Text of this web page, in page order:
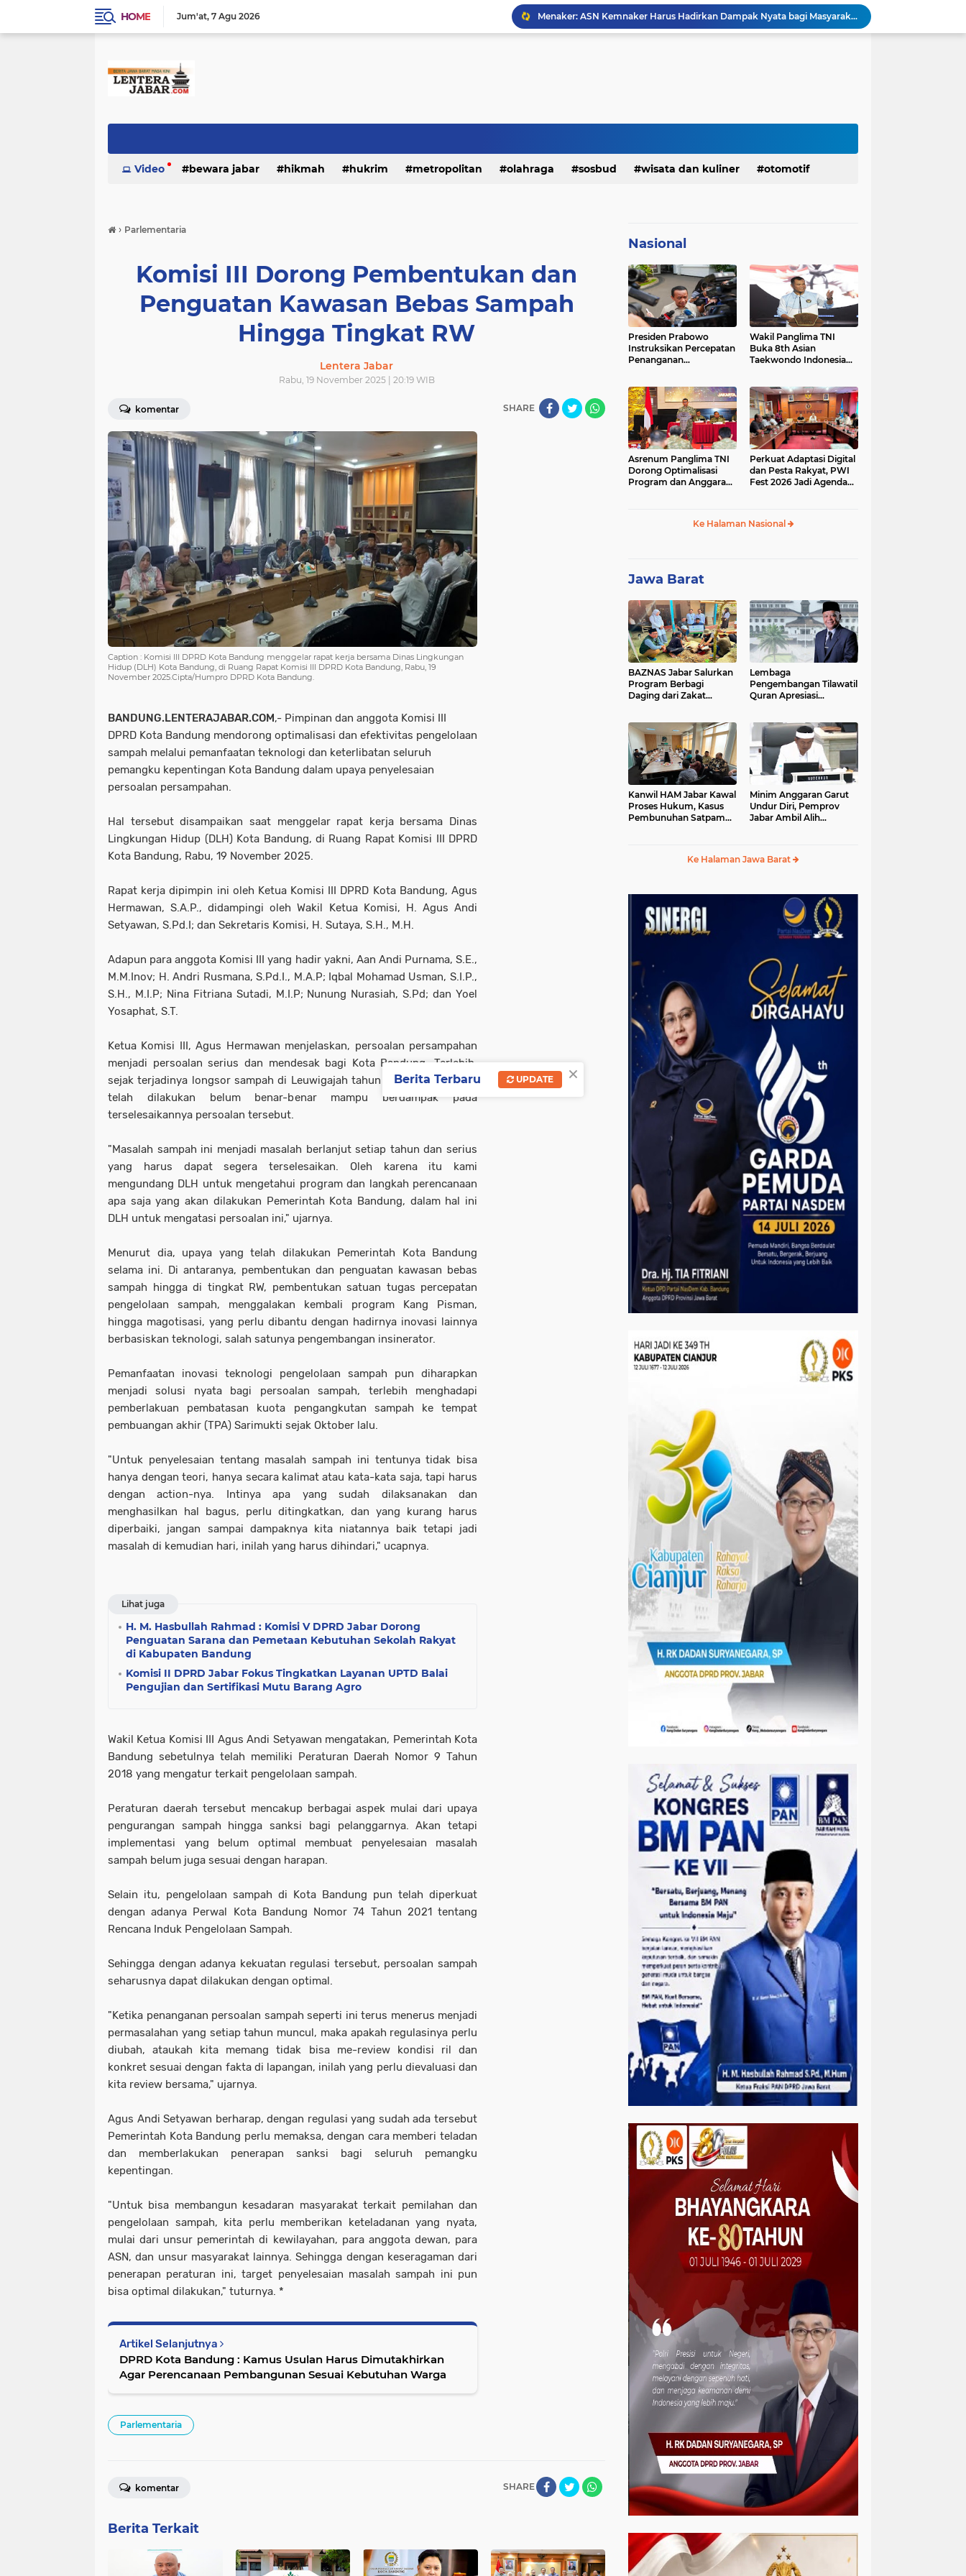
HOME Jum'at 7 Agu 2026
DPRD dan Gubernur Jawa Barat Menyepakati Rancangan KUA-PPAS APBD Tahun Anggaran 2027
Pemkot Siapkan 100 Armada Pengangkut Sampah Bila TPPAS Legok Nangka Beroperasi
KDM Fokus Rampungkan Pemenuhan Layanan Dasar dan Konektivitas Wilayah pada 2027
Video bewara jabar hikmah hukrim metropolitan olahraga sosbud wisata dan kuliner otomotif
› Parlementaria
Komisi III Dorong Pembentukan dan
Penguatan Kawasan Bebas Sampah
Hingga Tingkat RW
Lentera Jabar
Rabu, 19 November 2025 | 20:19 WIB
komentar SHARE
Caption : Komisi III DPRD Kota Bandung menggelar rapat kerja bersama Dinas Lingkungan
Hidup (DLH) Kota Bandung, di Ruang Rapat Komisi III DPRD Kota Bandung, Rabu, 19
November 2025.Cipta/Humpro DPRD Kota Bandung.
BANDUNG.LENTERAJABAR.COM,- Pimpinan dan anggota Komisi III
DPRD Kota Bandung mendorong optimalisasi dan efektivitas pengelolaan
sampah melalui pemanfaatan teknologi dan keterlibatan seluruh
pemangku kepentingan Kota Bandung dalam upaya penyelesaian
persoalan persampahan.
Hal tersebut disampaikan saat menggelar rapat kerja bersama Dinas
Lingkungan Hidup (DLH) Kota Bandung, di Ruang Rapat Komisi III DPRD
Kota Bandung, Rabu, 19 November 2025.
Rapat kerja dipimpin ini oleh Ketua Komisi III DPRD Kota Bandung, Agus
Hermawan, S.A.P., didampingi oleh Wakil Ketua Komisi, H. Agus Andi
Setyawan, S.Pd.I; dan Sekretaris Komisi, H. Sutaya, S.H., M.H.
Adapun para anggota Komisi III yang hadir yakni, Aan Andi Purnama, S.E.,
M.M.Inov; H. Andri Rusmana, S.Pd.I., M.A.P; Iqbal Mohamad Usman, S.I.P.,
S.H., M.I.P; Nina Fitriana Sutadi, M.I.P; Nunung Nurasiah, S.Pd; dan Yoel
Yosaphat, S.T.
Ketua Komisi III, Agus Hermawan menjelaskan, persoalan persampahan
menjadi persoalan serius dan mendesak bagi Kota Bandung. Terlebih,
sejak terjadinya longsor sampah di Leuwigajah tahun 2005, upaya yang
telah dilakukan belum benar-benar mampu berdampak pada
terselesaikannya persoalan tersebut.
"Masalah sampah ini menjadi masalah berlanjut setiap tahun dan serius
yang harus dapat segera terselesaikan. Oleh karena itu kami
mengundang DLH untuk mengetahui program dan langkah perencanaan
apa saja yang akan dilakukan Pemerintah Kota Bandung, dalam hal ini
DLH untuk mengatasi persoalan ini," ujarnya.
Menurut dia, upaya yang telah dilakukan Pemerintah Kota Bandung
selama ini. Di antaranya, pembentukan dan penguatan kawasan bebas
sampah hingga di tingkat RW, pembentukan satuan tugas percepatan
pengelolaan sampah, menggalakan kembali program Kang Pisman,
hingga magotisasi, yang perlu dibantu dengan hadirnya inovasi lainnya
berbasiskan teknologi, salah satunya pengembangan insinerator.
Pemanfaatan inovasi teknologi pengelolaan sampah pun diharapkan
menjadi solusi nyata bagi persoalan sampah, terlebih menghadapi
pemberlakuan pembatasan kuota pengangkutan sampah ke tempat
pembuangan akhir (TPA) Sarimukti sejak Oktober lalu.
"Untuk penyelesaian tentang masalah sampah ini tentunya tidak bisa
hanya dengan teori, hanya secara kalimat atau kata-kata saja, tapi harus
dengan action-nya. Intinya apa yang sudah dilaksanakan dan
menghasilkan hal bagus, perlu ditingkatkan, dan yang kurang harus
diperbaiki, jangan sampai dampaknya kita niatannya baik tetapi jadi
masalah di kemudian hari, inilah yang harus dihindari," ucapnya.
Lihat juga
H. M. Hasbullah Rahmad : Komisi V DPRD Jabar Dorong
Penguatan Sarana dan Pemetaan Kebutuhan Sekolah Rakyat
di Kabupaten Bandung
Komisi II DPRD Jabar Fokus Tingkatkan Layanan UPTD Balai
Pengujian dan Sertifikasi Mutu Barang Agro
Wakil Ketua Komisi III Agus Andi Setyawan mengatakan, Pemerintah Kota
Bandung sebetulnya telah memiliki Peraturan Daerah Nomor 9 Tahun
2018 yang mengatur terkait pengelolaan sampah.
Peraturan daerah tersebut mencakup berbagai aspek mulai dari upaya
pengurangan sampah hingga sanksi bagi pelanggarnya. Akan tetapi
implementasi yang belum optimal membuat penyelesaian masalah
sampah belum juga sesuai dengan harapan.
Selain itu, pengelolaan sampah di Kota Bandung pun telah diperkuat
dengan adanya Perwal Kota Bandung Nomor 74 Tahun 2021 tentang
Rencana Induk Pengelolaan Sampah.
Sehingga dengan adanya kekuatan regulasi tersebut, persoalan sampah
seharusnya dapat dilakukan dengan optimal.
"Ketika penanganan persoalan sampah seperti ini terus menerus menjadi
permasalahan yang setiap tahun muncul, maka apakah regulasinya perlu
diubah, ataukah kita memang tidak bisa me-review kondisi ril dan
konkret sesuai dengan fakta di lapangan, inilah yang perlu dievaluasi dan
kita review bersama," ujarnya.
Agus Andi Setyawan berharap, dengan regulasi yang sudah ada tersebut
Pemerintah Kota Bandung perlu memaksa, dengan cara memberi teladan
dan memberlakukan penerapan sanksi bagi seluruh pemangku
kepentingan.
"Untuk bisa membangun kesadaran masyarakat terkait pemilahan dan
pengelolaan sampah, kita perlu memberikan keteladanan yang nyata,
mulai dari unsur pemerintah di kewilayahan, para anggota dewan, para
ASN, dan unsur masyarakat lainnya. Sehingga dengan keseragaman dari
penerapan peraturan ini, target penyelesaian masalah sampah ini pun
bisa optimal dilakukan," tuturnya. *
Artikel Selanjutnya
DPRD Kota Bandung : Kamus Usulan Harus Dimutakhirkan
Agar Perencanaan Pembangunan Sesuai Kebutuhan Warga
Parlementaria
SHARE
komentar
Berita Terkait
Nasional
Presiden Prabowo
Instruksikan Percepatan
Penanganan
BBM
Wakil Panglima TNI
Buka 8th Asian
Taekwondo Indonesia
Asrenum Panglima TNI
Dorong Optimalisasi
Program dan Anggaran
Perkuat Adaptasi Digital
dan Pesta Rakyat, PWI
Fest 2026 Jadi Agenda
Ke Halaman Nasional
Jawa Barat
BAZNAS Jabar Salurkan
Program Berbagi
Daging dari Zakat
Purwakarta
Lembaga
Pengembangan Tilawatil
Quran Apresiasi
Langsung MTQ Jabar
Kanwil HAM Jabar Kawal
Proses Hukum, Kasus
Pembunuhan Satpam
Minim Anggaran Garut
Undur Diri, Pemprov
Jabar Ambil Alih
Ke Halaman Jawa Barat
×
Berita Terbaru UPDATE